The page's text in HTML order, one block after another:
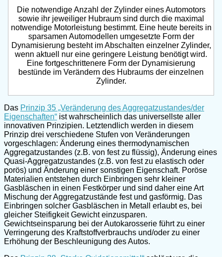
Die notwendige Anzahl der Zylinder eines Automotors
sowie ihr jeweiliger Hubraum sind durch die maximal
notwendige Motorleistung bestimmt. Eine heute bereits in
sparsamen Automodellen umgesetzte Form der
Dynamisierung besteht im Abschalten einzelner Zylinder,
wenn aktuell nur eine geringere Leistung benötigt wird.
Eine fortgeschrittenere Form der Dynamisierung
bestünde im Verändern des Hubraums der einzelnen
Zylinder.
Das Prinzip 35 „Veränderung des Aggregatzustandes/der
Eigenschaften“ ist wahrscheinlich das universellste aller
innovativen Prinzipien. Letztendlich werden in diesem
Prinzip drei verschiedene Stufen von Veränderungen
vorgeschlagen: Änderung eines thermodynamischen
Aggregatzustandes (z.B. von fest zu flüssig), Änderung eines
Quasi-Aggregatzustandes (z.B. von fest zu elastisch oder
porös) und Änderung einer sonstigen Eigenschaft. Poröse
Materialien entstehen durch Einbringen sehr kleiner
Gasbläschen in einen Festkörper und sind daher eine Art
Mischung der Aggregatzustände fest und gasförmig. Das
Einbringen solcher Gasbläschen in Metall erlaubt es, bei
gleicher Steifigkeit Gewicht einzusparen.
Gewichtseinsparung bei der Autokarosserie führt zu einer
Verringerung des Kraftstoffverbrauchs und/oder zu einer
Erhöhung der Beschleunigung des Autos.